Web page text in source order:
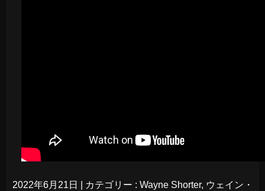
2022年6月21日 カテゴリー : Wayne Shorter, ウェイン・